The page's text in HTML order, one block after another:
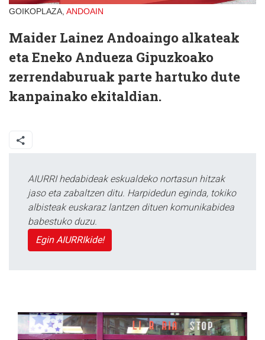
GOIKOPLAZA, ANDOAIN
Maider Lainez Andoaingo alkateak
eta Eneko Andueza Gipuzkoako
zerrendaburuak parte hartuko dute
kanpainako ekitaldian.
AIURRI hedabideak eskualdeko nortasun hitzak
jaso eta zabaltzen ditu. Harpidedun eginda, tokiko
albisteak euskaraz lantzen dituen komunikabidea
babestuko duzu.
Egin AIURRIkide!